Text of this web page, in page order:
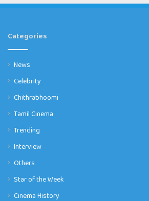
Categories
News
Celebrity
Chithrabhoomi
Tamil Cinema
Trending
Interview
Others
Star of the Week
Cinema History